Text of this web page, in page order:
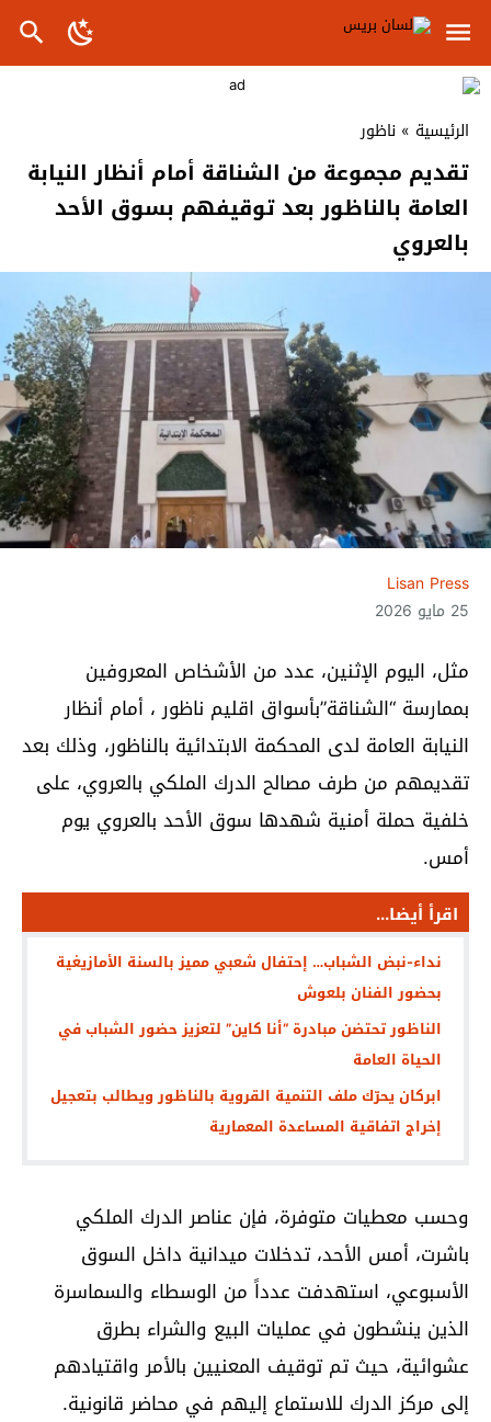
الرئيسية » ناظور
تقديم مجموعة من الشناقة أمام أنظار النيابة
العامة بالناظور بعد توقيفهم بسوق الأحد
بالعروي
Lisan Press
25 مايو 2026
مثل، اليوم الإثنين، عدد من الأشخاص المعروفين
بممارسة “الشناقة”بأسواق اقليم ناظور ، أمام أنظار
النيابة العامة لدى المحكمة الابتدائية بالناظور، وذلك بعد
تقديمهم من طرف مصالح الدرك الملكي بالعروي، على
خلفية حملة أمنية شهدها سوق الأحد بالعروي يوم
أمس.
اقرأ أيضا...
نداء-نبض الشباب… إحتفال شعبي مميز بالسنة الأمازيغية
بحضور الفنان بلعوش
الناظور تحتضن مبادرة “أنا كاين” لتعزيز حضور الشباب في
الحياة العامة
ابركان يحرّك ملف التنمية القروية بالناظور ويطالب بتعجيل
إخراج اتفاقية المساعدة المعمارية
وحسب معطيات متوفرة، فإن عناصر الدرك الملكي
باشرت، أمس الأحد، تدخلات ميدانية داخل السوق
الأسبوعي، استهدفت عدداً من الوسطاء والسماسرة
الذين ينشطون في عمليات البيع والشراء بطرق
عشوائية، حيث تم توقيف المعنيين بالأمر واقتيادهم
إلى مركز الدرك للاستماع إليهم في محاضر قانونية.